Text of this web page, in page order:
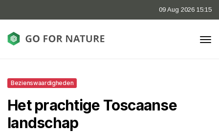
09 Aug 2026 15:15
Bezienswaardigheden
Het prachtige Toscaanse
landschap